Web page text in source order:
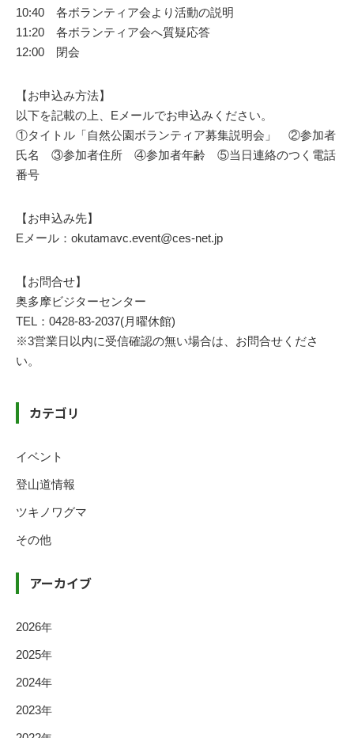
10:40 各ボランティア会より活動の説明
11:20 各ボランティア会へ質疑応答
12:00 閉会
【お申込み方法】
以下を記載の上、Eメールでお申込みください。
①タイトル「自然公園ボランティア募集説明会」 ②参加者
氏名 ③参加者住所 ④参加者年齢 ⑤当日連絡のつく電話
番号
【お申込み先】
Eメール：okutamavc.event@ces-net.jp
【お問合せ】
奥多摩ビジターセンター
TEL：0428-83-2037(月曜休館)
※3営業日以内に受信確認の無い場合は、お問合せくださ
い。
カテゴリ
イベント
登山道情報
ツキノワグマ
その他
アーカイブ
2026年
2025年
2024年
2023年